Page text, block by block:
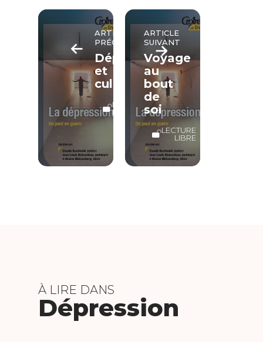
ARTICLE
PRÉCÉDENT
Dépression
et
culpabilité
LECTURE
LIBRE
ARTICLE
SUIVANT
Voyage
au
bout
de
soi
LECTURE
LIBRE
À LIRE DANS
Dépression